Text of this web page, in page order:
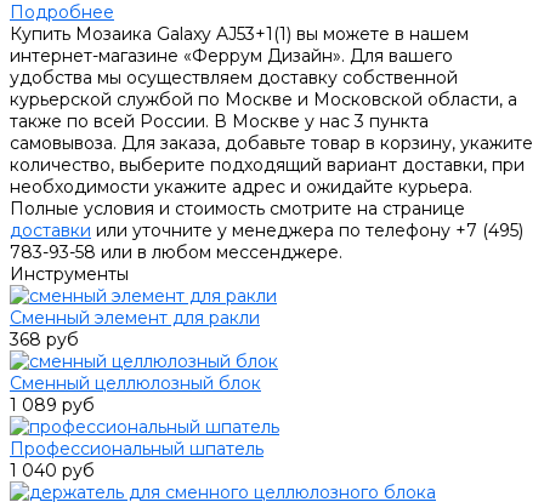
Подробнее
Купить Мозаика Galaxy AJ53+1(1) вы можете в нашем
интернет-магазине «Феррум Дизайн». Для вашего
удобства мы осуществляем доставку собственной
курьерской службой по Москве и Московской области, а
также по всей России. В Москве у нас 3 пункта
самовывоза. Для заказа, добавьте товар в корзину, укажите
количество, выберите подходящий вариант доставки, при
необходимости укажите адрес и ожидайте курьера.
Полные условия и стоимость смотрите на странице
доставки или уточните у менеджера по телефону +7 (495)
783-93-58 или в любом мессенджере.
Инструменты
Сменный элемент для ракли
368 руб
Сменный целлюлозный блок
1 089 руб
Профессиональный шпатель
1 040 руб